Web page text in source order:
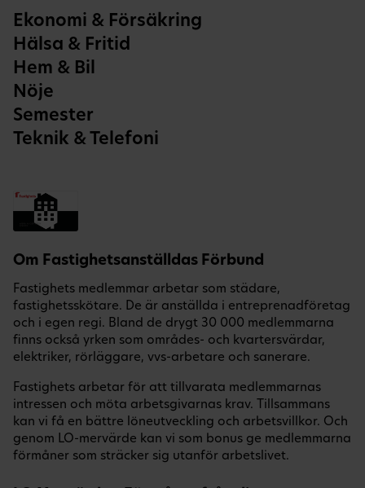
Ekonomi & Försäkring
Hälsa & Fritid
Hem & Bil
Nöje
Semester
Teknik & Telefoni
Om Fastighetsanställdas Förbund
Fastighets medlemmar arbetar som städare,
fastighetsskötare. De är anställda i entreprenadföretag
och i egen regi. Bland de drygt 30 000 medlemmarna
finns också yrken som områdes- och kvartersvärdar,
elektriker, rörläggare, vvs-arbetare och sanerare.
Fastighets arbetar för att tillvarata medlemmarnas
intressen och möta arbetsgivarnas krav. Tillsammans
kan vi få en bättre löneutveckling och arbetsvillkor. Och
genom LO-mervärde kan vi som bonus ge medlemmarna
förmåner som sträcker sig utanför arbetslivet.